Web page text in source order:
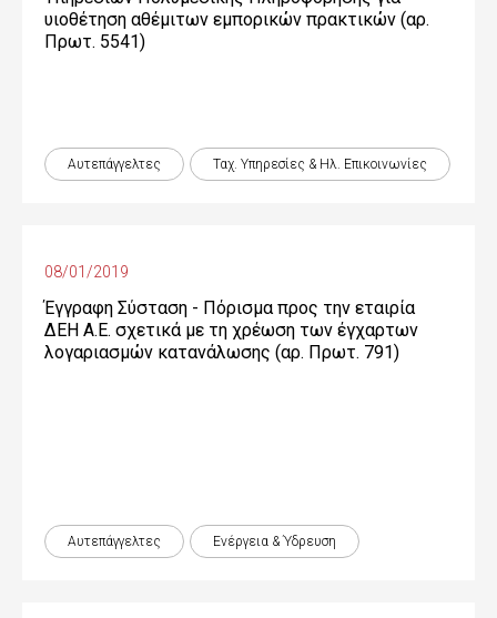
υιοθέτηση αθέμιτων εμπορικών πρακτικών (αρ.
Πρωτ. 5541)
Αυτεπάγγελτες Ταχ. Υπηρεσίες & Ηλ. Επικοινωνίες
08/01/2019
Έγγραφη Σύσταση - Πόρισμα προς την εταιρία
ΔΕΗ Α.Ε. σχετικά με τη χρέωση των έγχαρτων
λογαριασμών κατανάλωσης (αρ. Πρωτ. 791)
Αυτεπάγγελτες Ενέργεια & Ύδρευση